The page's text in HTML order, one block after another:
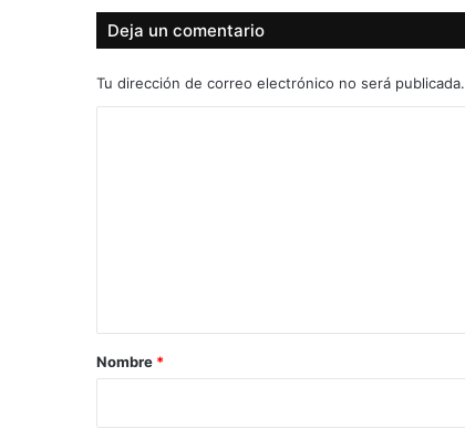
Deja un comentario
Tu dirección de correo electrónico no será publicada.
rNombre *